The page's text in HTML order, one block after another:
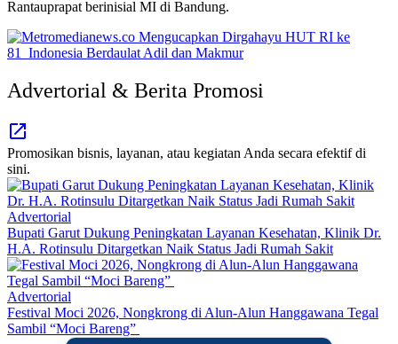
Rantauprapat berinisial MI di Bandung.
Advertorial & Berita Promosi
Promosikan bisnis, layanan, atau kegiatan Anda secara efektif di
sini.
Advertorial
Bupati Garut Dukung Peningkatan Layanan Kesehatan, Klinik Dr.
H.A. Rotinsulu Ditargetkan Naik Status Jadi Rumah Sakit
Advertorial
Festival Moci 2026, Nongkrong di Alun-Alun Hanggawana Tegal
Sambil “Moci Bareng”